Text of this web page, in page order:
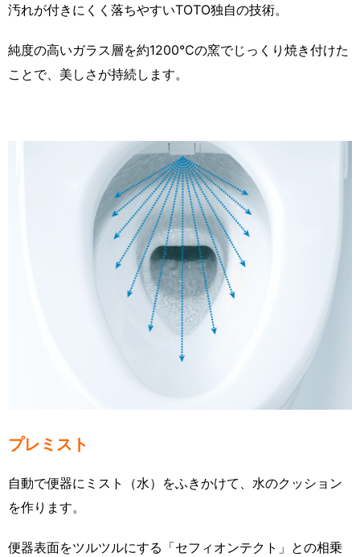
汚れが付きにくく落ちやすいTOTO独自の技術。
純度の高いガラス層を約1200℃の窯でじっくり焼き付けた
ことで、美しさが持続します。
プレミスト
自動で便器にミスト（水）をふきかけて、水のクッション
を作ります。
便器表面をツルツルにする「セフィオンテクト」との相乗